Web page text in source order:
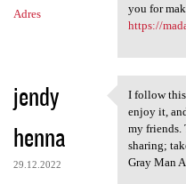
Adres
you for
https://
jendy
henna
29.12.2022
I follow
I follow
enjoy it,
my friends.
sharing;
Gray Man